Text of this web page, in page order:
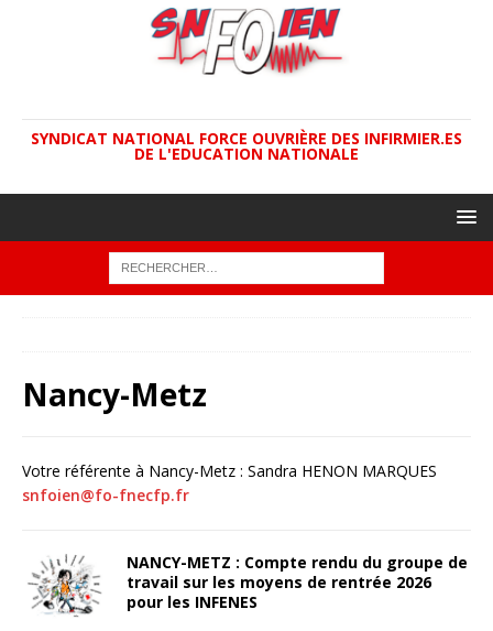
SYNDICAT NATIONAL FORCE OUVRIÈRE DES INFIRMIER.ES
DE L'EDUCATION NATIONALE
Nancy-Metz
Votre référente à Nancy-Metz : Sandra HENON MARQUES
snfoien@fo-fnecfp.fr
NANCY-METZ : Compte rendu du groupe de
travail sur les moyens de rentrée 2026
pour les INFENES